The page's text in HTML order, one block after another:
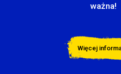
ważna!
Więcej